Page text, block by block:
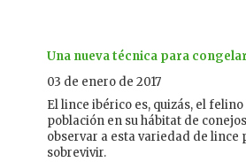
Una nueva técnica para
03 de enero de 2017
El lince ibérico es, quizás, el
población en su hábitat de
observar a esta variedad de
sobrevivir.